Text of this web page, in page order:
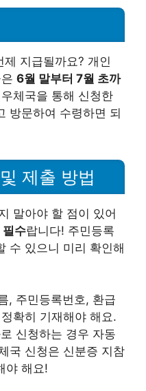
지급될까요? 개인
6월 말부터 7월 초까
체국을 통해 신청한
방문하여 수령하면 되
제출 방법
말아야 할 점이 있어
필수랍니다! 주민등록
수 있으니 미리 확인해
, 주민등록번호, 환급
확히 기재해야 해요.
신청하는 경우 자동
국 신청은 신분증 지참
야 해요!